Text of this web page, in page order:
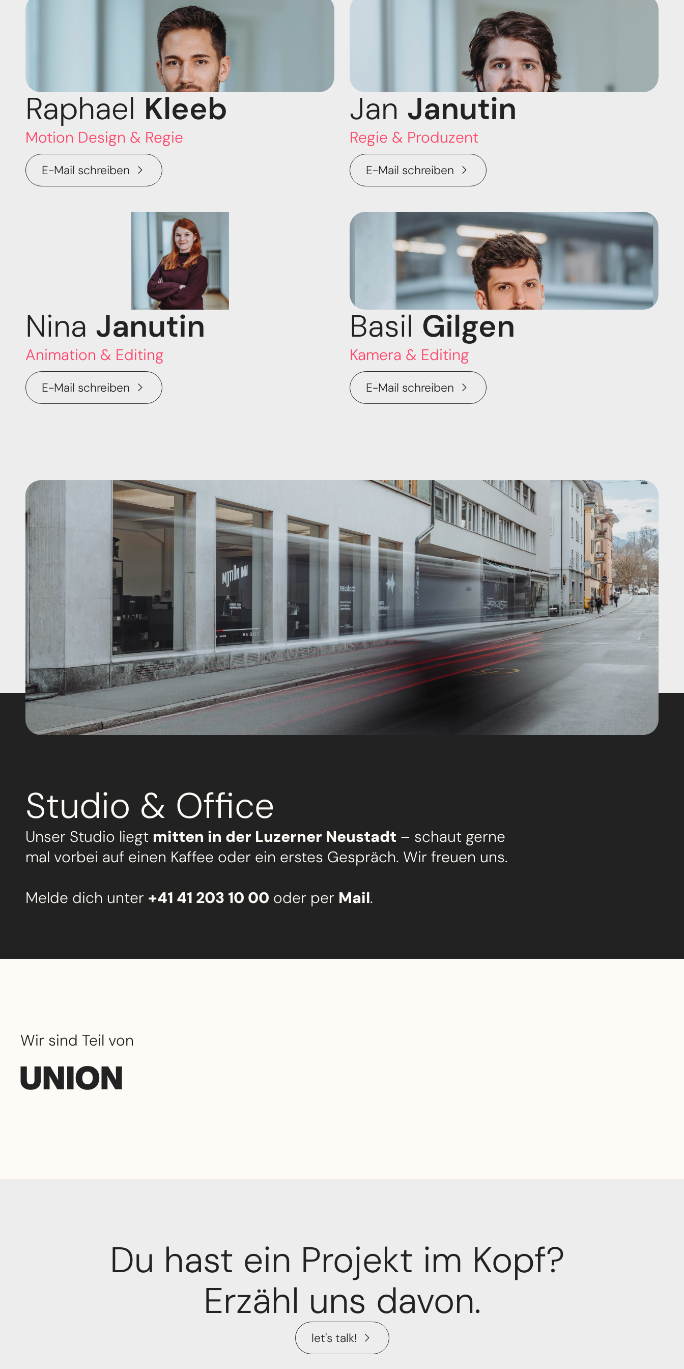
Raphael Kleeb
Motion Design & Regie
E-Mail schreiben
Jan Janutin
Regie & Produzent
E-Mail schreiben
Nina Janutin
Animation & Editing
E-Mail schreiben
Basil Gilgen
Kamera & Editing
E-Mail schreiben
Studio & Office
Unser Studio liegt mitten in der Luzerner Neustadt – schaut gerne
mal vorbei auf einen Kaffee oder ein erstes Gespräch. Wir freuen uns.
Melde dich unter +41 41 203 10 00 oder per Mail.
Wir sind Teil von
Du hast ein Projekt im Kopf?
Erzähl uns davon.
let's talk!